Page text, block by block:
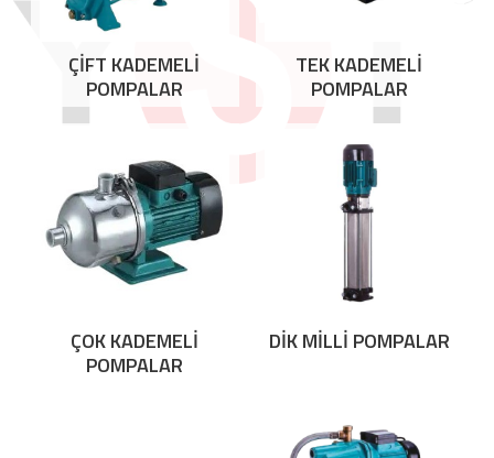
ÇİFT KADEMELİ
POMPALAR
TEK KADEMELİ
POMPALAR
ÇOK KADEMELİ
POMPALAR
DİK MİLLİ POMPALAR